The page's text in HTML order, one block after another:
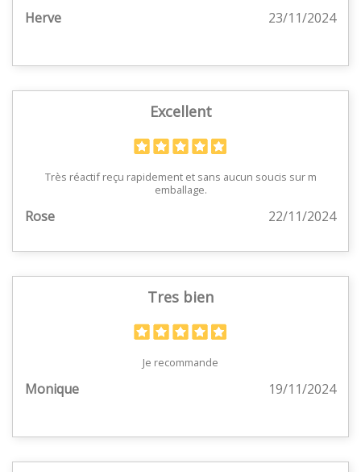
Herve 23/11/2024
Excellent
Très réactif reçu rapidement et sans aucun soucis sur m
emballage.
Rose 22/11/2024
Tres bien
Je recommande
Monique 19/11/2024